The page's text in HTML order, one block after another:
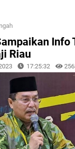
Info
Riau
17:25:32